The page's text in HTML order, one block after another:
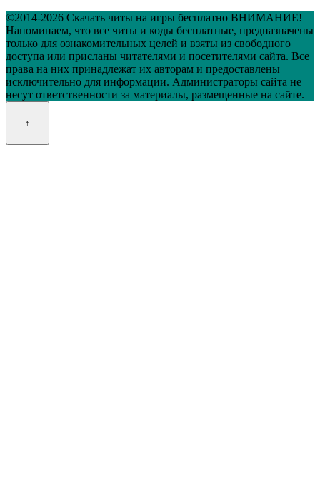
©2014-2026 Скачать читы на игры бесплатно ВНИМАНИЕ!
Напоминаем, что все читы и коды бесплатные, предназначены
только для ознакомительных целей и взяты из свободного
доступа или присланы читателями и посетителями сайта. Все
права на них принадлежат их авторам и предоставлены
исключительно для информации. Администраторы сайта не
несут ответственности за материалы, размещенные на сайте.